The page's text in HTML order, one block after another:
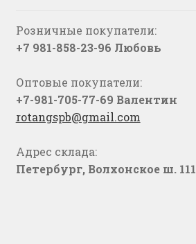
Розничные покупатели:
+7 981-858-23-96 Любовь
Оптовые покупатели:
+7-981-705-77-69 Валентин
rotangspb@gmail.com
Адрес склада:
Петербург, Волхонское ш. 111